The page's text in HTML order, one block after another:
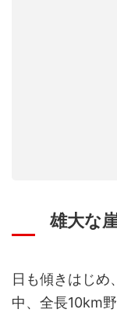
雄大な
日も傾きはじめ
中、全長10km